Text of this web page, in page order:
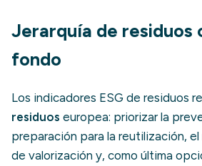
Jerarquía de residuos
fondo
Los indicadores ESG de residuos
residuos europea: priorizar la
preparación para la reutilización,
de valorización y, como última